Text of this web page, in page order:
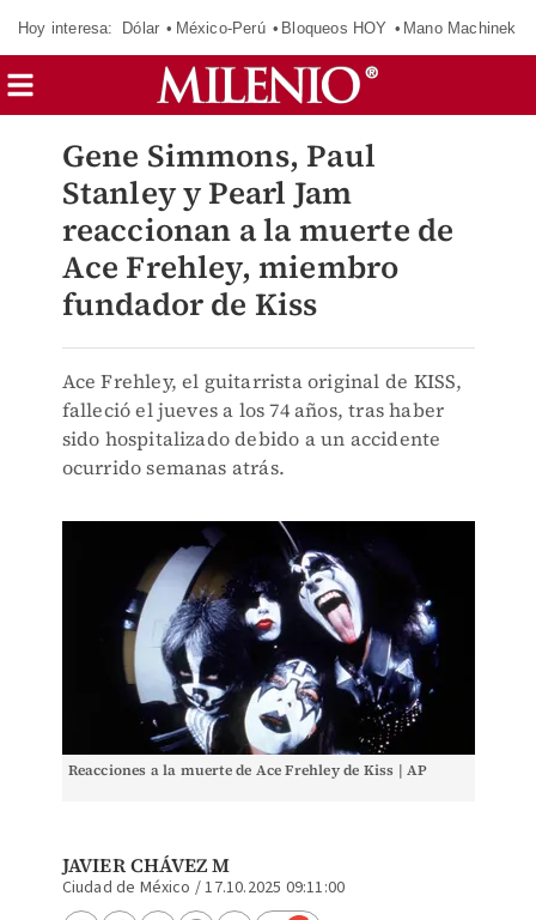
Hoy interesa: Dólar México-Perú Bloqueos HOY Mano Machinek
Gene Simmons, Paul
Stanley y Pearl Jam
reaccionan a la muerte de
Ace Frehley, miembro
fundador de Kiss
Ace Frehley, el guitarrista original de KISS,
falleció el jueves a los 74 años, tras haber
sido hospitalizado debido a un accidente
ocurrido semanas atrás.
Reacciones a la muerte de Ace Frehley de Kiss | AP
JAVIER CHÁVEZ M
Ciudad de México /17.10.2025 09:11:00